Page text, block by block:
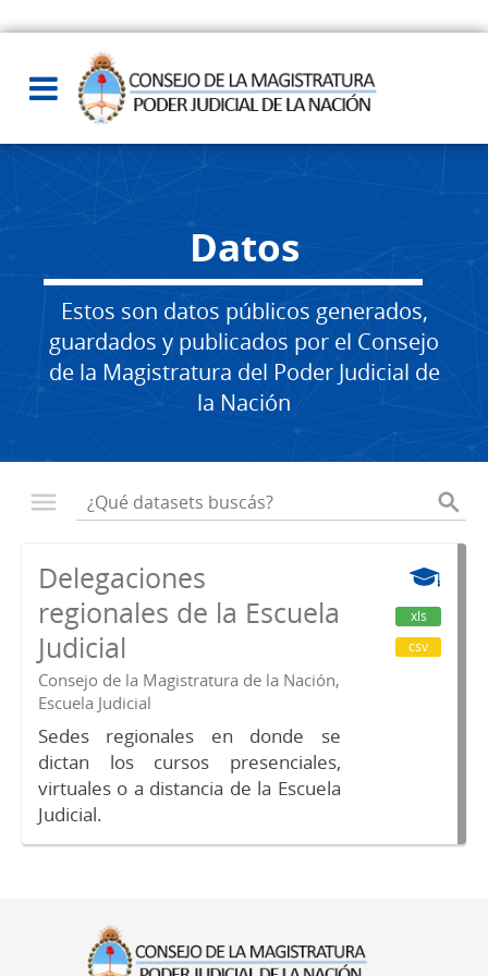
Datos
Estos son datos públicos generados,
guardados y publicados por el Consejo
de la Magistratura del Poder Judicial de
la Nación
Delegaciones
regionales de la Escuela
Judicial
Consejo de la Magistratura de la Nación,
Escuela Judicial
Sedes regionales en donde se
dictan los cursos presenciales,
virtuales o a distancia de la Escuela
Judicial.
xls
csv